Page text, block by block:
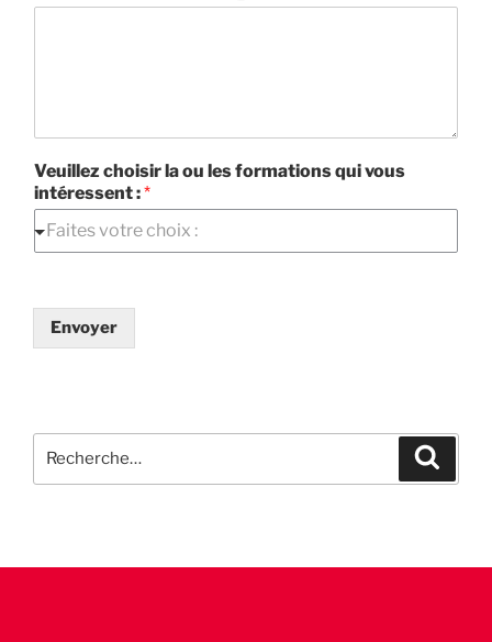
Veuillez choisir la ou les formations qui vous
intéressent :*
Envoyer
pour